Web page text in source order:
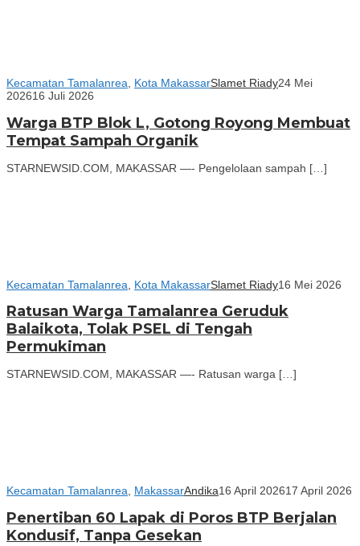
Kecamatan Tamalanrea Kota MakassarSlamet Riady24 Mei
202616 Juli 2026
Warga BTP Blok L, Gotong Royong Membuat
Tempat Sampah Organik
STARNEWSID.COM, MAKASSAR —- Pengelolaan sampah […]
Kecamatan Tamalanrea Kota MakassarSlamet Riady16 Mei 2026
Ratusan Warga Tamalanrea Geruduk
Balaikota, Tolak PSEL di Tengah
Permukiman
STARNEWSID.COM, MAKASSAR —- Ratusan warga […]
Kecamatan Tamalanrea, MakassarAndika16 April 202617 April 2026
Penertiban 60 Lapak di Poros BTP Berjalan
Kondusif, Tanpa Gesekan